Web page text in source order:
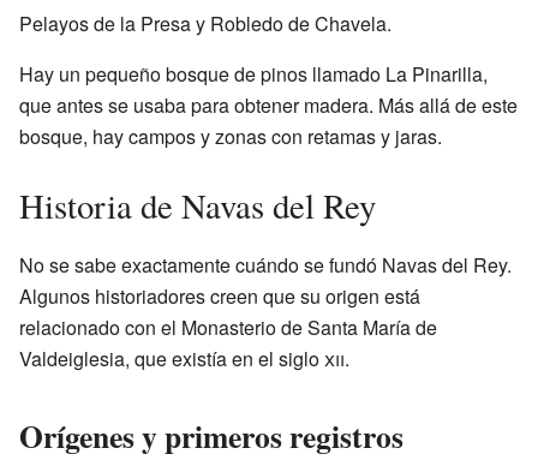
Pelayos de la Presa y Robledo de Chavela.
Hay un pequeño bosque de pinos llamado La Pinarilla,
que antes se usaba para obtener madera. Más allá de este
bosque, hay campos y zonas con retamas y jaras.
Historia de Navas del Rey
No se sabe exactamente cuándo se fundó Navas del Rey.
Algunos historiadores creen que su origen está
relacionado con el Monasterio de Santa María de
Valdeiglesia, que existía en el sigloxii.
Orígenes y primeros registros